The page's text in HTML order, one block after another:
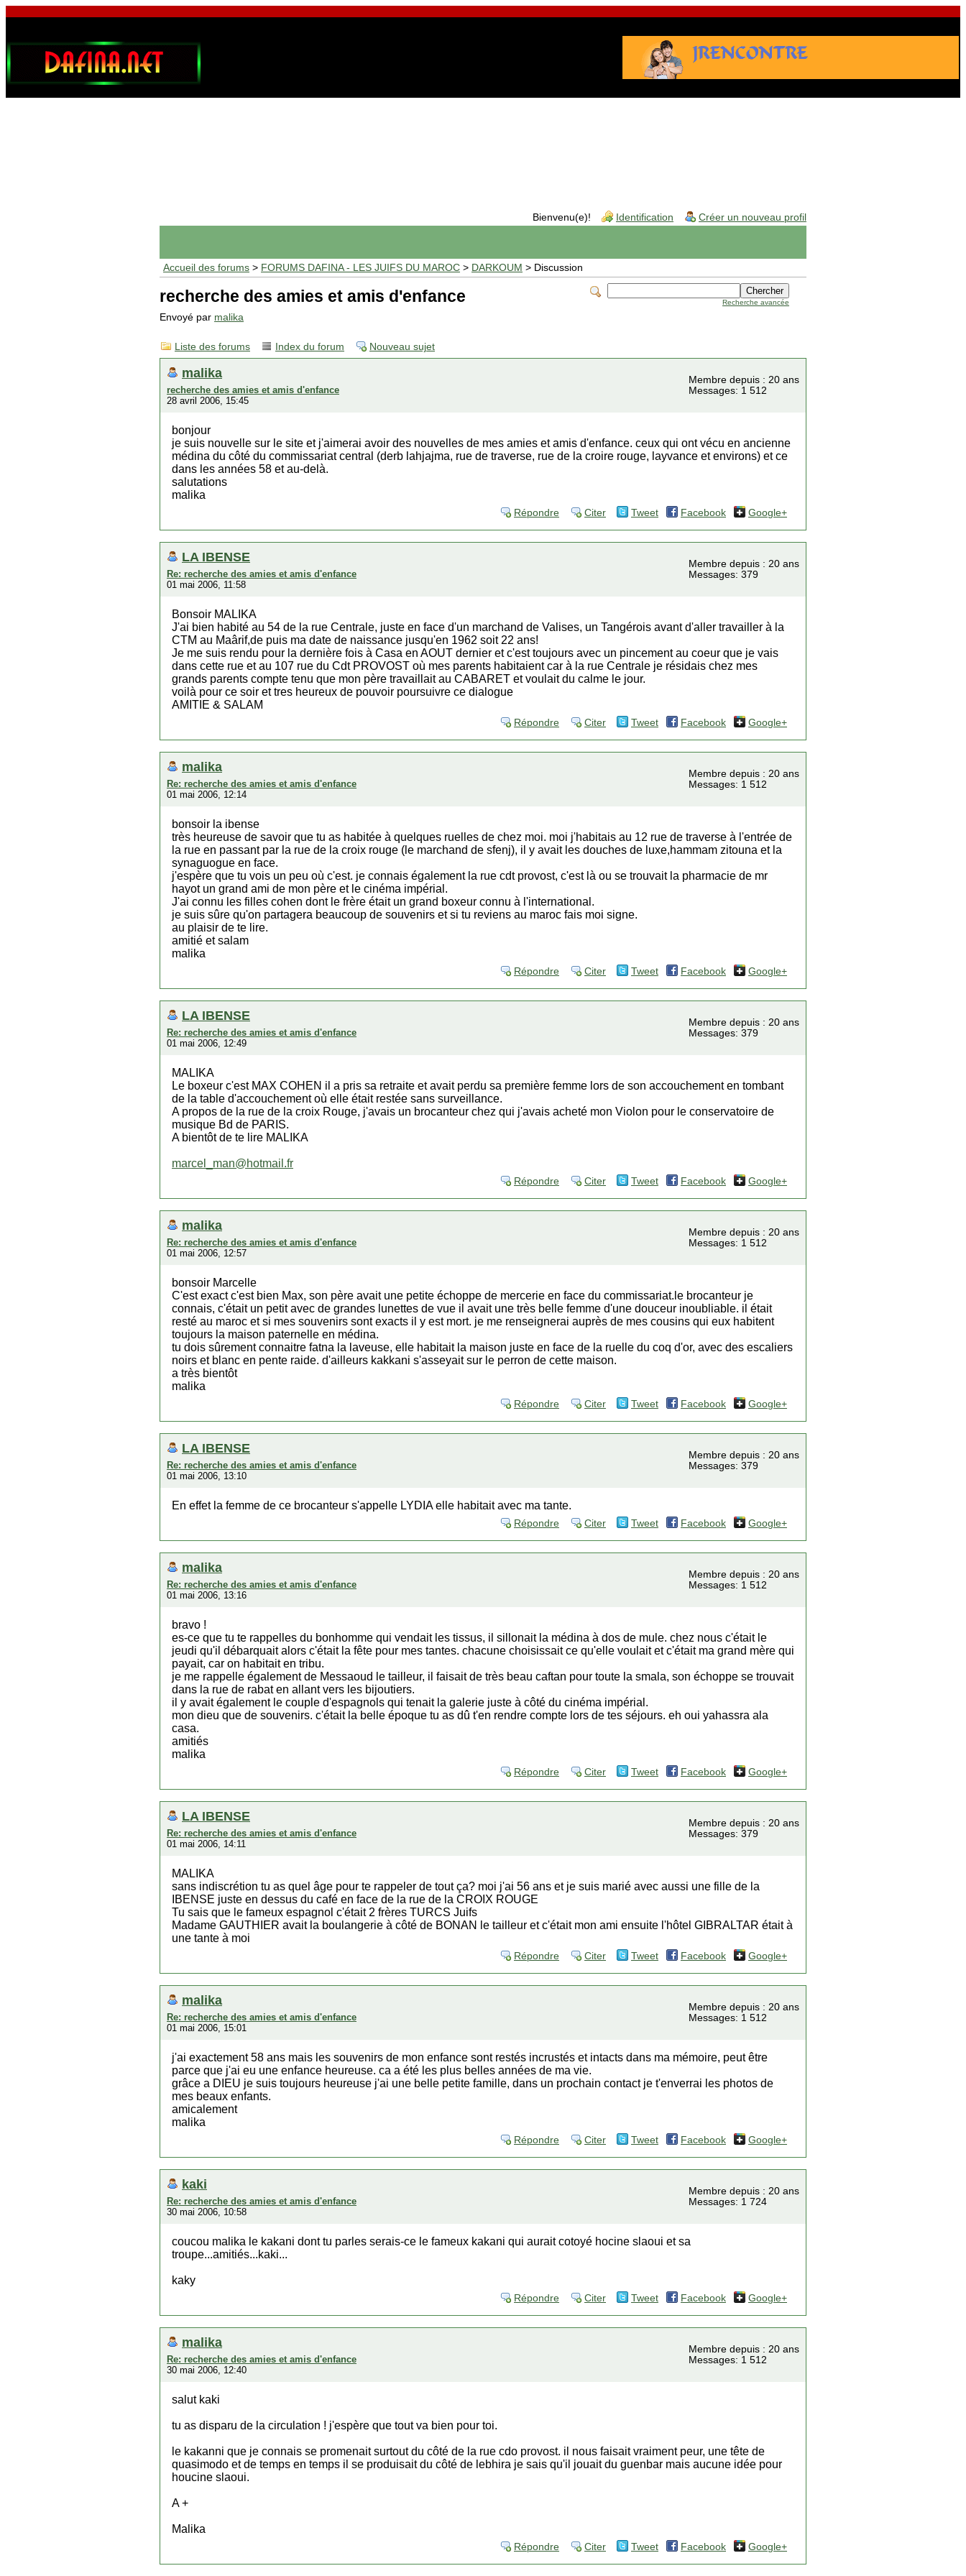
Bienvenu(e)! Identification Créer un nouveau profil
Accueil des forums > FORUMS DAFINA - LES JUIFS DU MAROC > DARKOUM > Discussion
Recherche avancée
recherche des amies et amis d'enfance
Envoyé par malika
Liste des forums Index du forum Nouveau sujet
malika
recherche des amies et amis d'enfance
28 avril 2006, 15:45
Membre depuis : 20 ans
Messages: 1 512
bonjour
je suis nouvelle sur le site et j'aimerai avoir des nouvelles de mes amies et amis d'enfance. ceux qui ont vécu en ancienne
médina du côté du commissariat central (derb lahjajma, rue de traverse, rue de la croire rouge, layvance et environs) et ce
dans les années 58 et au-delà.
salutations
malika
Répondre Citer Tweet Facebook Google+
LA IBENSE
Re: recherche des amies et amis d'enfance
01 mai 2006, 11:58
Membre depuis : 20 ans
Messages: 379
Bonsoir MALIKA
J'ai bien habité au 54 de la rue Centrale, juste en face d'un marchand de Valises, un Tangérois avant d'aller travailler à la
CTM au Maârif,de puis ma date de naissance jusqu'en 1962 soit 22 ans!
Je me suis rendu pour la dernière fois à Casa en AOUT dernier et c'est toujours avec un pincement au coeur que je vais
dans cette rue et au 107 rue du Cdt PROVOST où mes parents habitaient car à la rue Centrale je résidais chez mes
grands parents compte tenu que mon père travaillait au CABARET et voulait du calme le jour.
voilà pour ce soir et tres heureux de pouvoir poursuivre ce dialogue
AMITIE & SALAM
Répondre Citer Tweet Facebook Google+
malika
Re: recherche des amies et amis d'enfance
01 mai 2006, 12:14
Membre depuis : 20 ans
Messages: 1 512
bonsoir la ibense
très heureuse de savoir que tu as habitée à quelques ruelles de chez moi. moi j'habitais au 12 rue de traverse à l'entrée de
la rue en passant par la rue de la croix rouge (le marchand de sfenj), il y avait les douches de luxe,hammam zitouna et la
synaguogue en face.
j'espère que tu vois un peu où c'est. je connais également la rue cdt provost, c'est là ou se trouvait la pharmacie de mr
hayot un grand ami de mon père et le cinéma impérial.
J'ai connu les filles cohen dont le frère était un grand boxeur connu à l'international.
je suis sûre qu'on partagera beaucoup de souvenirs et si tu reviens au maroc fais moi signe.
au plaisir de te lire.
amitié et salam
malika
Répondre Citer Tweet Facebook Google+
LA IBENSE
Re: recherche des amies et amis d'enfance
01 mai 2006, 12:49
Membre depuis : 20 ans
Messages: 379
MALIKA
Le boxeur c'est MAX COHEN il a pris sa retraite et avait perdu sa première femme lors de son accouchement en tombant
de la table d'accouchement où elle était restée sans surveillance.
A propos de la rue de la croix Rouge, j'avais un brocanteur chez qui j'avais acheté mon Violon pour le conservatoire de
musique Bd de PARIS.
A bientôt de te lire MALIKA
marcel_man@hotmail.fr
Répondre Citer Tweet Facebook Google+
malika
Re: recherche des amies et amis d'enfance
01 mai 2006, 12:57
Membre depuis : 20 ans
Messages: 1 512
bonsoir Marcelle
C'est exact c'est bien Max, son père avait une petite échoppe de mercerie en face du commissariat.le brocanteur je
connais, c'était un petit avec de grandes lunettes de vue il avait une très belle femme d'une douceur inoubliable. il était
resté au maroc et si mes souvenirs sont exacts il y est mort. je me renseignerai auprès de mes cousins qui eux habitent
toujours la maison paternelle en médina.
tu dois sûrement connaitre fatna la laveuse, elle habitait la maison juste en face de la ruelle du coq d'or, avec des escaliers
noirs et blanc en pente raide. d'ailleurs kakkani s'asseyait sur le perron de cette maison.
a très bientôt
malika
Répondre Citer Tweet Facebook Google+
LA IBENSE
Re: recherche des amies et amis d'enfance
01 mai 2006, 13:10
Membre depuis : 20 ans
Messages: 379
En effet la femme de ce brocanteur s'appelle LYDIA elle habitait avec ma tante.
Répondre Citer Tweet Facebook Google+
malika
Re: recherche des amies et amis d'enfance
01 mai 2006, 13:16
Membre depuis : 20 ans
Messages: 1 512
bravo !
es-ce que tu te rappelles du bonhomme qui vendait les tissus, il sillonait la médina à dos de mule. chez nous c'était le
jeudi qu'il débarquait alors c'était la fête pour mes tantes. chacune choisissait ce qu'elle voulait et c'était ma grand mère qui
payait, car on habitait en tribu.
je me rappelle également de Messaoud le tailleur, il faisait de très beau caftan pour toute la smala, son échoppe se trouvait
dans la rue de rabat en allant vers les bijoutiers.
il y avait également le couple d'espagnols qui tenait la galerie juste à côté du cinéma impérial.
mon dieu que de souvenirs. c'était la belle époque tu as dû t'en rendre compte lors de tes séjours. eh oui yahassra ala
casa.
amitiés
malika
Répondre Citer Tweet Facebook Google+
LA IBENSE
Re: recherche des amies et amis d'enfance
01 mai 2006, 14:11
Membre depuis : 20 ans
Messages: 379
MALIKA
sans indiscrétion tu as quel âge pour te rappeler de tout ça? moi j'ai 56 ans et je suis marié avec aussi une fille de la
IBENSE juste en dessus du café en face de la rue de la CROIX ROUGE
Tu sais que le fameux espagnol c'était 2 frères TURCS Juifs
Madame GAUTHIER avait la boulangerie à côté de BONAN le tailleur et c'était mon ami ensuite l'hôtel GIBRALTAR était à
une tante à moi
Répondre Citer Tweet Facebook Google+
malika
Re: recherche des amies et amis d'enfance
01 mai 2006, 15:01
Membre depuis : 20 ans
Messages: 1 512
j'ai exactement 58 ans mais les souvenirs de mon enfance sont restés incrustés et intacts dans ma mémoire, peut être
parce que j'ai eu une enfance heureuse. ca a été les plus belles années de ma vie.
grâce a DIEU je suis toujours heureuse j'ai une belle petite famille, dans un prochain contact je t'enverrai les photos de
mes beaux enfants.
amicalement
malika
Répondre Citer Tweet Facebook Google+
kaki
Re: recherche des amies et amis d'enfance
30 mai 2006, 10:58
Membre depuis : 20 ans
Messages: 1 724
coucou malika le kakani dont tu parles serais-ce le fameux kakani qui aurait cotoyé hocine slaoui et sa
troupe...amitiés...kaki...
kaky
Répondre Citer Tweet Facebook Google+
malika
Re: recherche des amies et amis d'enfance
30 mai 2006, 12:40
Membre depuis : 20 ans
Messages: 1 512
salut kaki
tu as disparu de la circulation ! j'espère que tout va bien pour toi.
le kakanni que je connais se promenait surtout du côté de la rue cdo provost. il nous faisait vraiment peur, une tête de
quasimodo et de temps en temps il se produisait du côté de lebhira je sais qu'il jouait du guenbar mais aucune idée pour
houcine slaoui.
A +
Malika
Répondre Citer Tweet Facebook Google+